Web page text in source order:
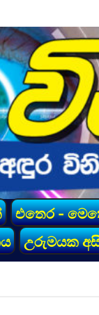
එතෙර -
උරුමයක